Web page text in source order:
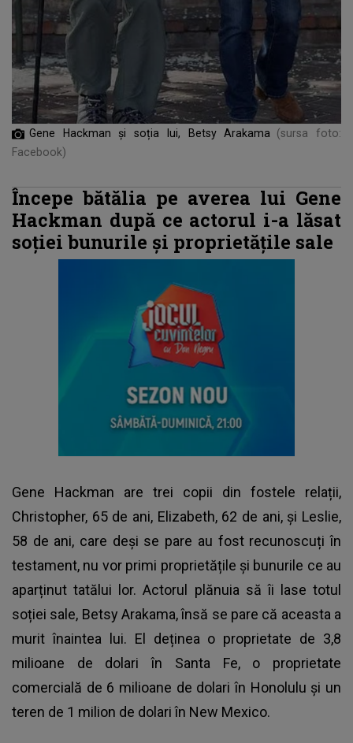
Gene Hackman și soția lui, Betsy Arakama (sursa foto:
Facebook)
Începe bătălia pe averea lui Gene
Hackman după ce actorul i-a lăsat
soției bunurile și proprietățile sale
Gene Hackman are trei copii din fostele relații,
Christopher, 65 de ani, Elizabeth, 62 de ani, și Leslie,
58 de ani, care deși se pare au fost recunoscuți în
testament, nu vor primi proprietățile și bunurile ce au
aparținut tatălui lor. Actorul plănuia să îi lase totul
soției sale, Betsy Arakama, însă se pare că aceasta a
murit înaintea lui. El deținea o proprietate de 3,8
milioane de dolari în Santa Fe, o proprietate
comercială de 6 milioane de dolari în Honolulu și un
teren de 1 milion de dolari în New Mexico.